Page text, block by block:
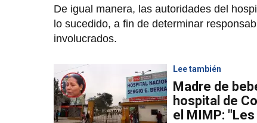
De igual manera, las autoridades del
lo sucedido, a fin de determinar
involucrados.
Lee también
Madre de
hospital de
el MIMP: